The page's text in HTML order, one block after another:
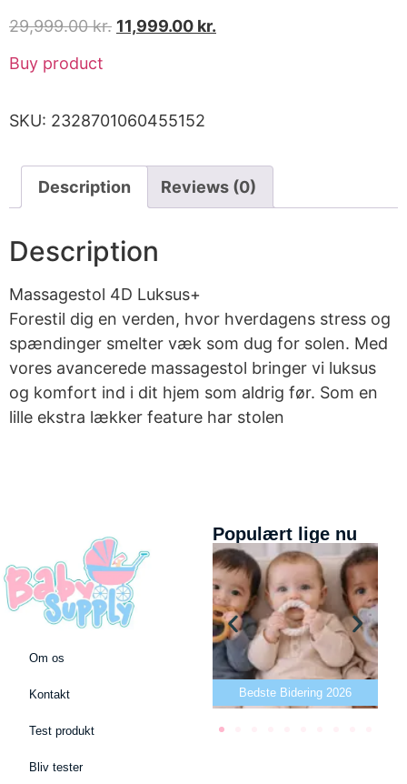
29,999.00kr. 11,999.00 kr.
Buy product
SKU: 2328701060455152
Description Reviews (0)
Description
Massagestol 4D Luksus+
Forestil dig en verden, hvor hverdagens stress og
spændinger smelter væk som dug for solen. Med
vores avancerede massagestol bringer vi luksus
og komfort ind i dit hjem som aldrig før. Som en
lille ekstra lækker feature har stolen
Om os
Kontakt
Test produkt
Bliv tester
Populært lige nu
Bedste puslepude 2026 Bedste Bidering 2026